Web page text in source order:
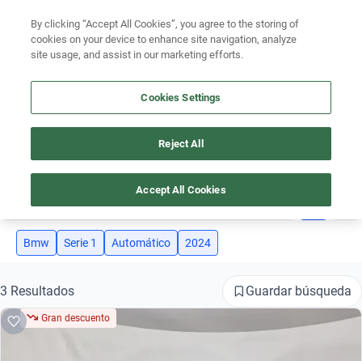
Ubicación
Encuentra el auto ideal para tu presupuesto
Simular plan a meses
AUTOS BMW SERIE 1 AÑO 2024 AUTOMÁTICO
Busca por modelo
Busca por versión
Busca por marca
Bmw Serie 1 Automático 2024
3 Resultados Guardar búsqueda
Gran descuento
By clicking “Accept All Cookies”, you agree to the storing of
cookies on your device to enhance site navigation, analyze
site usage, and assist in our marketing efforts.
Cookies Settings
Reject All
Accept All Cookies